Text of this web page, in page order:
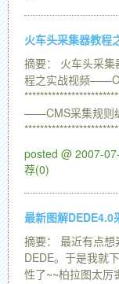
火车头采集器教
摘要： 火车头采
程之实战视频
——CMS采集规则
posted @ 2007-
荐(0)
最新图解DEDE4.0
摘要： 最近有点
DEDE。于是我就
性了~~柏拉图太厉